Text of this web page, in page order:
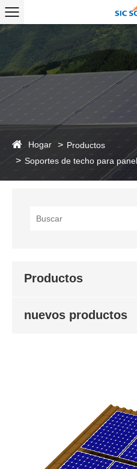
Hogar
Productos
Soportes de techo para
Productos
nuevos productos